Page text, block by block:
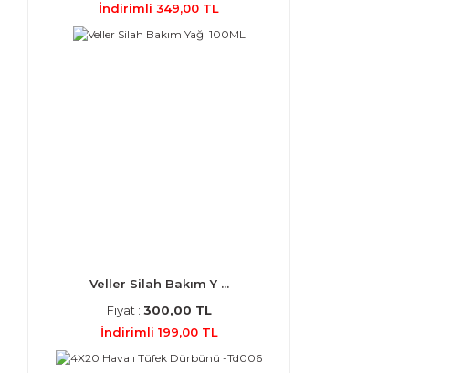
İndirimli 349,00 TL
Veller Silah Bakım Y ...
Fiyat : 300,00 TL
İndirimli 199,00 TL